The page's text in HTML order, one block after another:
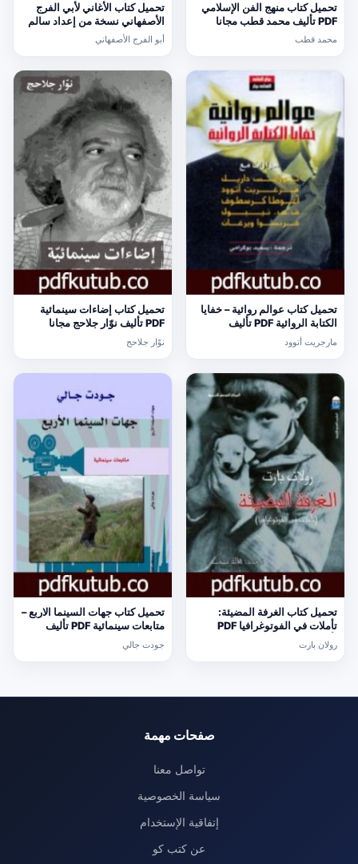
تحميل كتاب منهج الفن الإسلامي
PDF تأليف محمد قطب مجانا
[كامل]
محمد قطب
تحميل كتاب الأغاني لأبي الفرج
الأصفهاني نسخة من إعداد سالم
الدليمي – الجزء الثالث والعشرون
PDF تأليف أبو الفرج الأصفهاني
أبو الفرج الأصفهاني
تحميل كتاب عوالم روائية – خفايا
الكتابة الروائية PDF تأليف
مارجريت أتوود مجانا [كامل]
مارجريت أتوود
تحميل كتاب إضاءات سينمائية
PDF تأليف نوّار جلاحج مجانا
[كامل]
نوّار جلاحج
تحميل كتاب الغرفة المضيئة:
تأملات في الفوتوغرافيا PDF
تأليف رولان بارت مجانا [كامل]
رولان بارت
تحميل كتاب جهات السينما الاربع –
متابعات سينمائية PDF تأليف
جودت جالي مجانا [كامل]
جودت جالي
صفحات مهمة
تواصل معنا
سياسة الخصوصية
إتفاقية الإستخدام
عن كتب كو